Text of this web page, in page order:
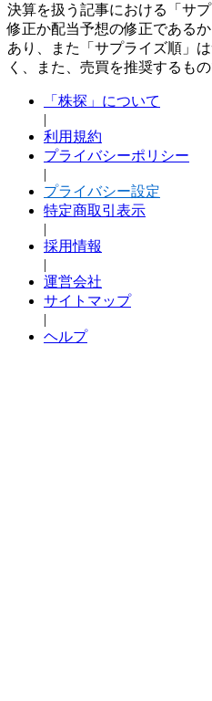
決算を扱う記事における「サ
修正か配当予想の修正である
あり、また「サプライズ順」
く、また、売買を推奨するも
「株探」について
|
利用規約
プライバシーポリシー
|
プライバシー設定
特定商取引表示
|
採用情報
|
運営会社
サイトマップ
|
ヘルプ